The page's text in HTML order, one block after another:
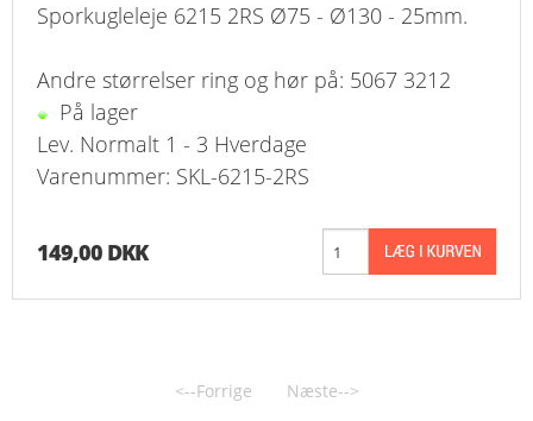
Sporkugleleje 6215 2RS Ø75 - Ø130 - 25mm.
Andre størrelser ring og hør på: 5067 3212
På lager
Lev. Normalt 1 - 3 Hverdage
Varenummer: SKL-6215-2RS
149,00 DKK
<--Forrige Næste-->